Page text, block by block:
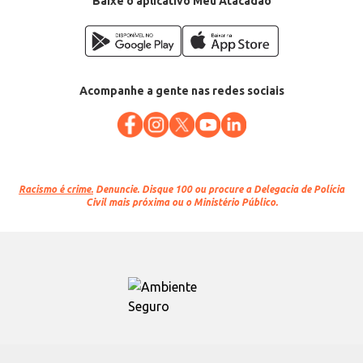
Acompanhe a gente nas redes sociais
Racismo é crime. Denuncie. Disque 100 ou procure a Delegacia de Polícia
Civil mais próxima ou o Ministério Público.